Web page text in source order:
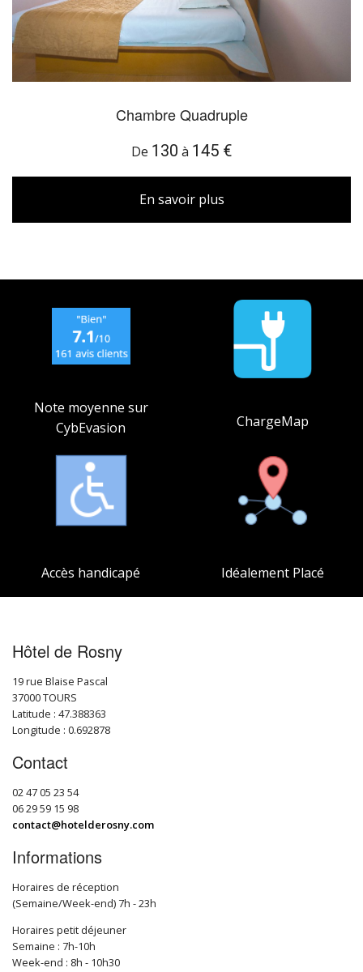
Chambre Quadruple
De 130 à 145 €
En savoir plus
Note moyenne sur
CybEvasion
ChargeMap
Accès handicapé Idéalement Placé
Hôtel de Rosny
19 rue Blaise Pascal
37000 TOURS
Latitude : 47.388363
Longitude : 0.692878
Contact
02 47 05 23 54
06 29 59 15 98
contact@hotelderosny.com
Informations
Horaires de réception
(Semaine/Week-end) 7h - 23h
Horaires petit déjeuner
Semaine : 7h-10h
Week-end : 8h - 10h30